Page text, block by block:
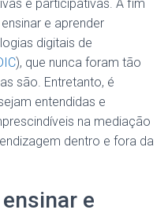
e participativas. A fim
e aprender
digitais de
), que nunca foram tão
são. Entretanto, é
entendidas e
na mediação
dentro e fora da
e